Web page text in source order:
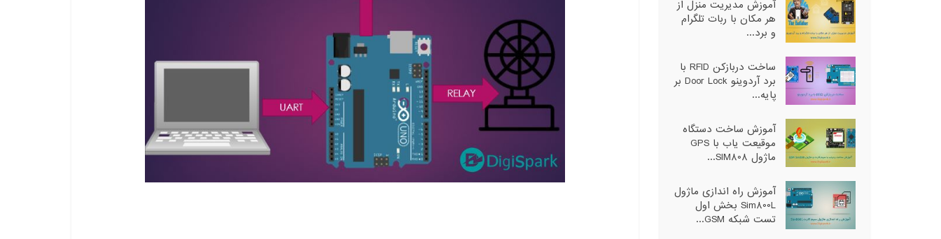
آموزش مدیریت منزل از
هر مکان با ربات تلگرام
و برد...
ساخت دربازکن RFID با
برد آردوینو Door Lock بر
پایه...
آموزش ساخت دستگاه
موقیعت یاب با GPS
ماژول SIM808...
آموزش راه اندازی ماژول
Sim800L بخش اول
تست شبکه GSM...